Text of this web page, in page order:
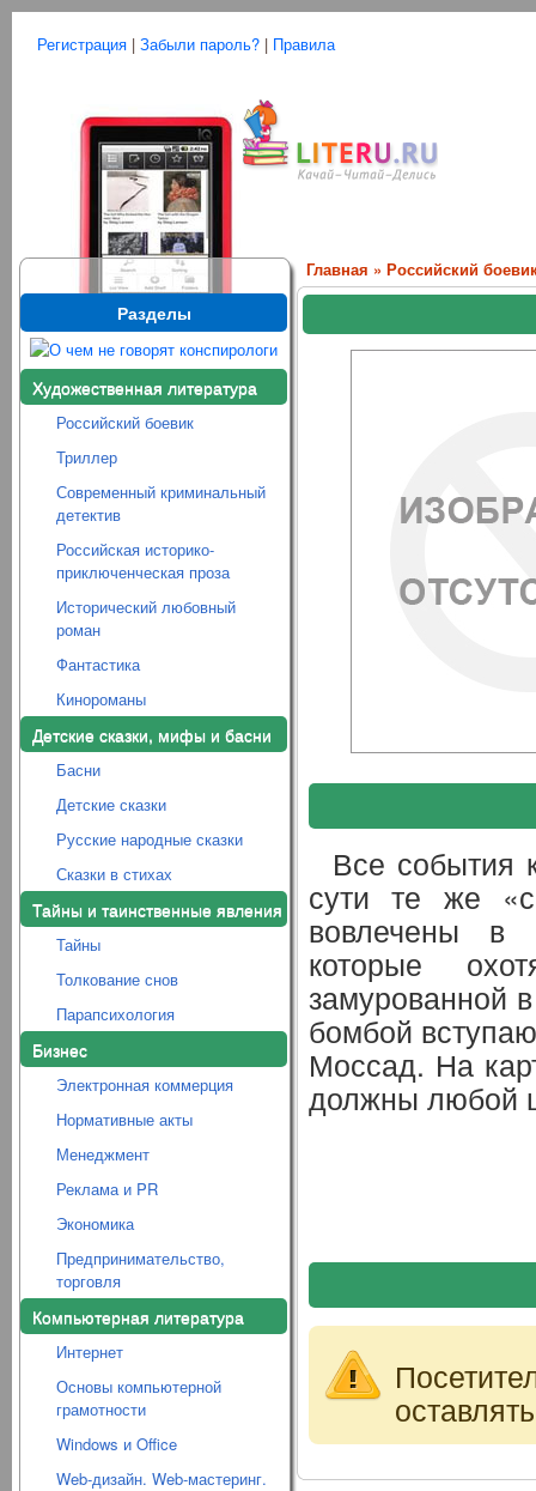
Регистрация | Забыли пароль? | Правила
Разделы
Художественная литература
Российский боевик
Триллер
Современный криминальный
детектив
Российская историко-
приключенческая проза
Исторический любовный
роман
Фантастика
Кинороманы
Детские сказки, мифы и басни
Басни
Детские сказки
Русские народные сказки
Сказки в стихах
Тайны и таинственные явления
Тайны
Толкование снов
Парапсихология
Бизнес
Электронная коммерция
Нормативные акты
Менеджмент
Реклама и PR
Экономика
Предпринимательство,
торговля
Компьютерная литература
Интернет
Основы компьютерной
грамотности
Windows и Office
Web-дизайн. Web-мастеринг.
Главная » Российский
Все события
сути те же
вовлечены в
которые
замурованной
бомбой
Моссад. На
должны любой